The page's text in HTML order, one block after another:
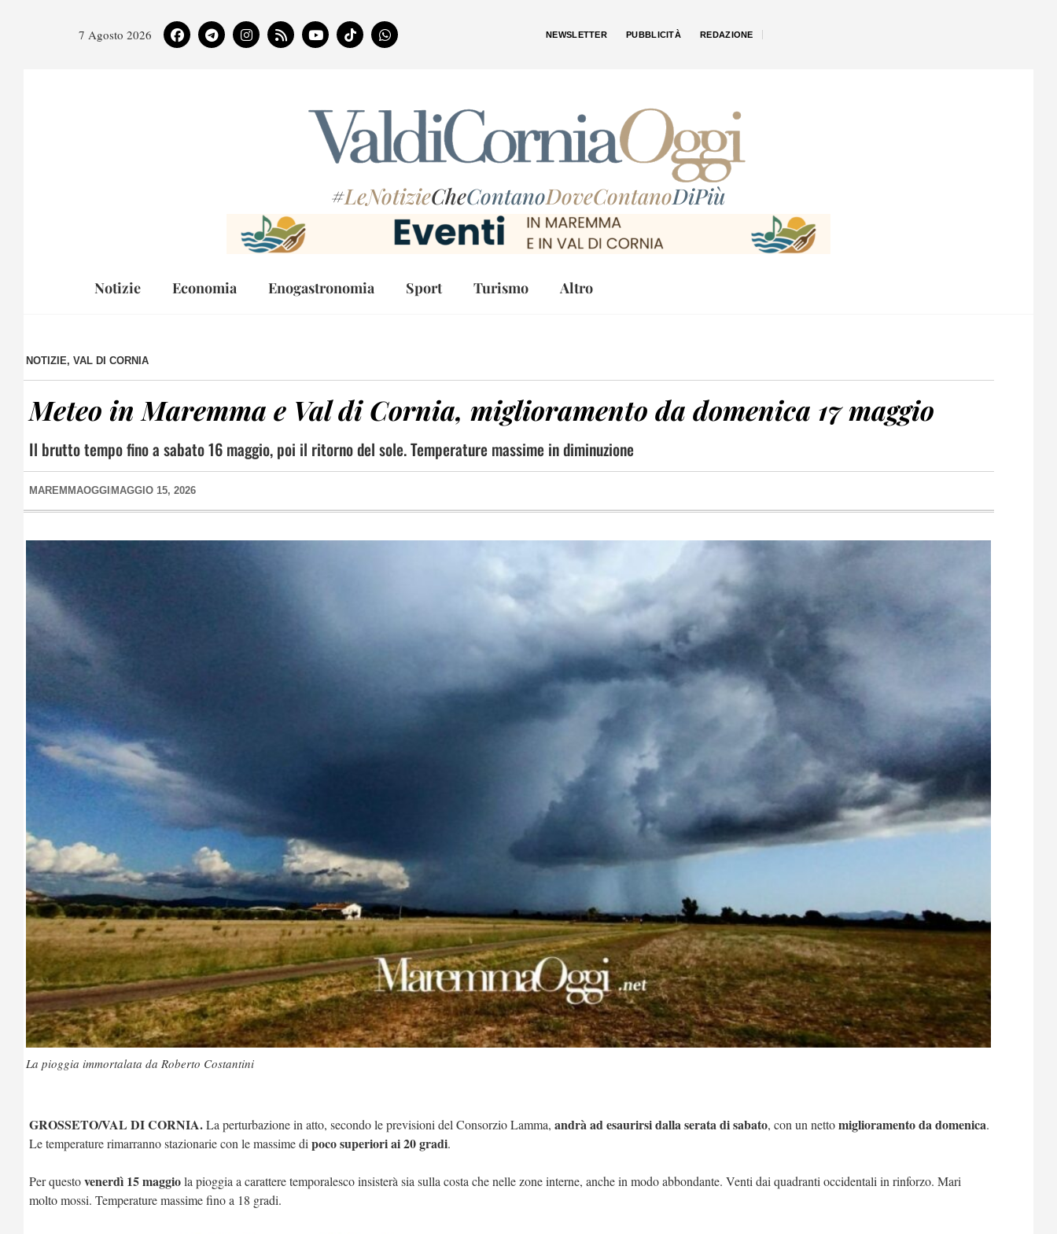
7 Agosto 2026 NEWSLETTER PUBBLICITÀ REDAZIONE
#LeNotizieCheContanoDoveContanoDiPiù
Notizie Economia Enogastronomia Sport Turismo Altro
NOTIZIE, VAL DI CORNIA
Meteo in Maremma e Val di Cornia, miglioramento da domenica 17 maggio
Il brutto tempo fino a sabato 16 maggio, poi il ritorno del sole. Temperature massime in diminuzione
MAREMMAOGGI MAGGIO 15, 2026
La pioggia immortalata da Roberto Costantini
GROSSETO/VAL DI CORNIA.La perturbazione in atto, secondo le previsioni del Consorzio Lamma, andrà ad esaurirsi dalla serata di sabato, con un nettomiglioramento da domenica.
Le temperature rimarranno stazionarie con le massime di poco superiori ai 20 gradi.
Per questovenerdì 15 maggiola pioggia a carattere temporalesco insisterà sia sulla costa che nelle zone interne, anche in modo abbondante. Venti dai quadranti occidentali in rinforzo. Mari
molto mossi. Temperature massime fino a 18 gradi.